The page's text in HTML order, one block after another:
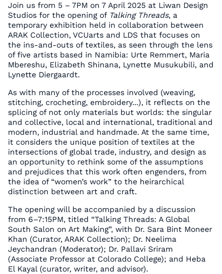
Join us from 5 – 7PM on 7 April 2025 at Liwan Design
Studios for the opening of Talking Threads, a
temporary exhibition held in collaboration between
ARAK Collection, VCUarts and LDS that focuses on
the ins-and-outs of textiles, as seen through the lens
of five artists based in Namibia: Urte Remmert, Maria
Mbereshu, Elizabeth Shinana, Lynette Musukubili, and
Lynette Diergaardt.
As with many of the processes involved (weaving,
stitching, crocheting, embroidery...), it reflects on the
splicing of not only materials but worlds: the singular
and collective, local and international, traditional and
modern, industrial and handmade. At the same time,
it considers the unique position of textiles at the
intersections of global trade, industry, and design as
an opportunity to rethink some of the assumptions
and prejudices that this work often engenders, from
the idea of “women’s work” to the heirarchical
distinction between art and craft.
The opening will be accompanied by a discussion
from 6–7:15PM, titled “Talking Threads: A Global
South Salon on Art Making”, with Dr. Sara Bint Moneer
Khan (Curator, ARAK Collection); Dr. Neelima
Jeychandran (Moderator); Dr. Pallavi Sriram
(Associate Professor at Colorado College); and Heba
El Kayal (curator, writer, and advisor).